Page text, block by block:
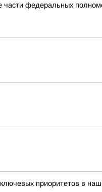
части федеральных
приоритетов в